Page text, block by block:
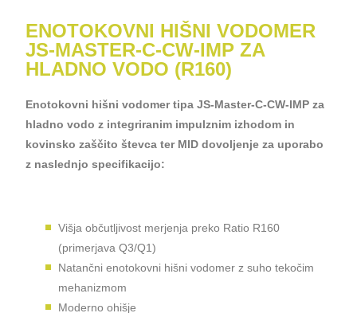
ENOTOKOVNI HIŠNI VODOMER
JS-MASTER-C-CW-IMP ZA
HLADNO VODO (R160)
Enotokovni hišni vodomer tipa JS-Master-C-CW-IMP za
hladno vodo z integriranim impulznim izhodom in
kovinsko zaščito števca ter MID dovoljenje za uporabo
z naslednjo specifikacijo:
Višja občutljivost merjenja preko Ratio R160
(primerjava Q3/Q1)
Natančni enotokovni hišni vodomer z suho tekočim
mehanizmom
Moderno ohišje